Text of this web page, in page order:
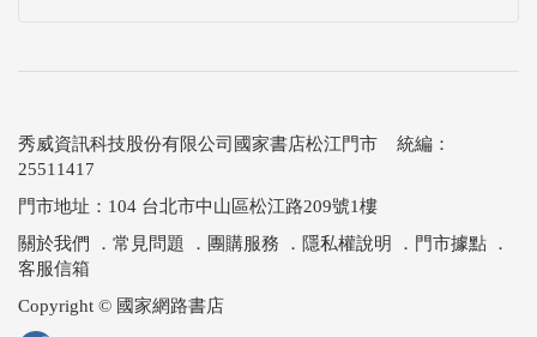
秀威資訊科技股份有限公司國家書店松江門市 統編：
25511417
門市地址：104 台北市中山區松江路209號1樓
關於我們
． 常見問題 ． 團購服務 ． 隱私權說明 ． 門市據點 ．
客服信箱
Copyright © 國家網路書店